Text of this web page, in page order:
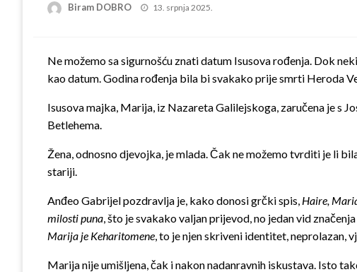
Biram DOBRO
Posted
13. srpnja 2025.
Ne možemo sa sigurnošću znati datum Isusova rođenja. Dok
kao datum. Godina rođenja bila bi svakako prije smrti Heroda
Isusova majka, Marija, iz Nazareta Galilejskoga, zaručena je s
Betlehema.
Žena, odnosno djevojka, je mlada. Čak ne možemo tvrditi je li
stariji.
Anđeo Gabrijel pozdravlja je, kako donosi grčki spis, Haire,
milosti puna, što je svakako valjan prijevod, no jedan vid
Marija je Keharitomene, to je njen skriveni identitet, neprolazan,
Marija nije umišljena, čak i nakon nadanravnih iskustava. Isto